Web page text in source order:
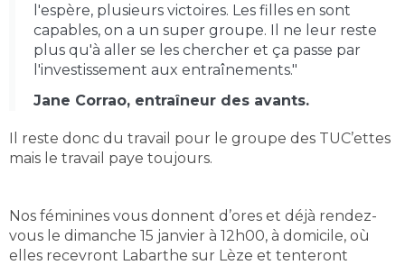
l'espère, plusieurs victoires. Les filles en sont
capables, on a un super groupe. Il ne leur reste
plus qu'à aller se les chercher et ça passe par
l'investissement aux entraînements."
Jane Corrao, entraîneur des avants.
Il reste donc du travail pour le groupe des TUC’ettes
mais le travail paye toujours.
Nos féminines vous donnent d’ores et déjà rendez-
vous le dimanche 15 janvier à 12h00, à domicile, où
elles recevront Labarthe sur Lèze et tenteront